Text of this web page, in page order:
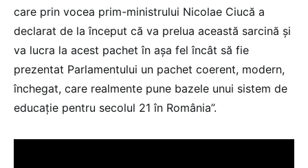
care prin vocea prim-ministrului Nicolae Ciucă a
declarat de la început că va prelua această sarcină și
va lucra la acest pachet în așa fel încât să fie
prezentat Parlamentului un pachet coerent, modern,
închegat, care realmente pune bazele unui sistem de
educație pentru secolul 21 în România”.